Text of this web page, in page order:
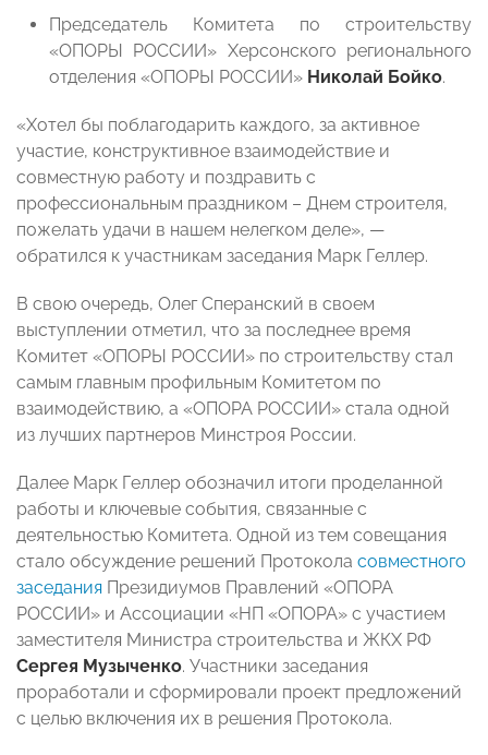
Председатель Комитета по строительству
«ОПОРЫ РОССИИ» Херсонского регионального
отделения «ОПОРЫ РОССИИ» Николай Бойко.
«Хотел бы поблагодарить каждого, за активное
участие, конструктивное взаимодействие и
совместную работу и поздравить с
профессиональным праздником – Днем строителя,
пожелать удачи в нашем нелегком деле», —
обратился к участникам заседания Марк Геллер.
В свою очередь, Олег Сперанский в своем
выступлении отметил, что за последнее время
Комитет «ОПОРЫ РОССИИ» по строительству стал
самым главным профильным Комитетом по
взаимодействию, а «ОПОРА РОССИИ» стала одной
из лучших партнеров Минстроя России.
Далее Марк Геллер обозначил итоги проделанной
работы и ключевые события, связанные с
деятельностью Комитета. Одной из тем совещания
стало обсуждение решений Протокола совместного
заседания Президиумов Правлений «ОПОРА
РОССИИ» и Ассоциации «НП «ОПОРА» с участием
заместителя Министра строительства и ЖКХ РФ
Сергея Музыченко. Участники заседания
проработали и сформировали проект предложений
с целью включения их в решения Протокола.